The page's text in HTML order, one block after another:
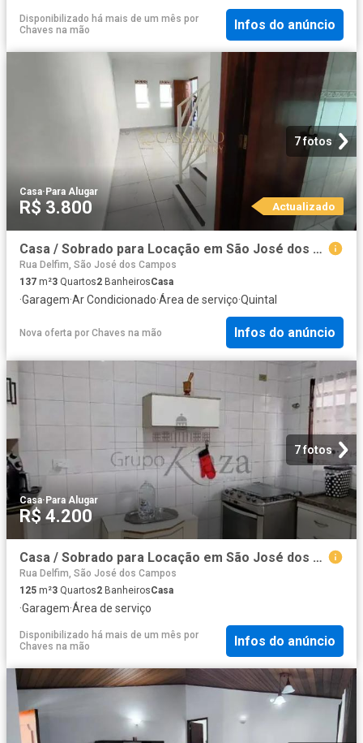
Disponibilizado há mais de um mês por
Chaves na mão
Infos do anúncio
7 fotos
Casa· Para Alugar
R$ 3.800 Actualizado
Casa / Sobrado para Locação em São José dos Campos/SP Jardim das Indústrias 3 Quartos
Rua Delfim, São José dos Campos
137 m²3 Quartos2 BanheirosCasa
·Garagem·Ar Condicionado·Área de serviço·Quintal
Nova oferta por Chaves na mão Infos do anúncio
7 fotos
Casa·Para Alugar
R$ 4.200
Casa / Sobrado para Locação em São José dos Campos/SP Jardim das Indústrias 3 Quartos
Rua Delfim, São José dos Campos
125 m²3 Quartos2 BanheirosCasa
·Garagem·Área de serviço
Disponibilizado há mais de um mês por
Chaves na mão
Infos do anúncio